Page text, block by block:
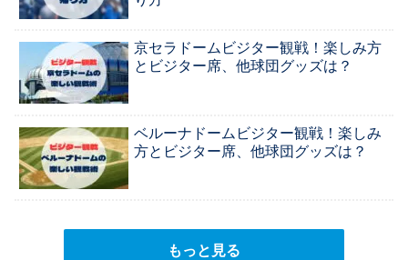
京セラドームビジター観戦！楽しみ方
とビジター席、他球団グッズは？
ベルーナドームビジター観戦！楽しみ
方とビジター席、他球団グッズは？
もっと見る